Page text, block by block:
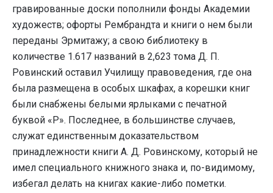
гравированные доски пополнили фонды Академии
художеств; офорты Рембрандта и книги о нем были
переданы Эрмитажу; а свою библиотеку в
количестве 1.617 названий в 2,623 тома Д. П.
Ровинский оставил Училищу правоведения, где она
была размещена в особых шкафах, а корешки книг
были снабжены белыми ярлыками с печатной
буквой «Р». Последнее, в большинстве случаев,
служат единственным доказательством
принадлежности книги А. Д. Ровинскому, который не
имел специального книжного знака и, по-видимому,
избегал делать на книгах какие-либо пометки.